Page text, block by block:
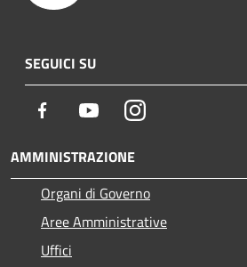
SEGUICI SU
Facebook YoutubeInstagram
AMMINISTRAZIONE
Organi di Governo
Aree Amministrative
Uffici